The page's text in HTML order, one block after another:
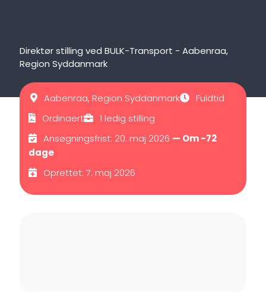
Direktør stilling ved BULK-Transport - Aabenraa,
Region Syddanmark
Aabenraa, Region Syddanmark
Fuldtid
Ordinaert
1 ledig stilling
Ansøgningsfrist: 20. maj 2026 — Om -72
dage
Oprettet: 7. maj 2026